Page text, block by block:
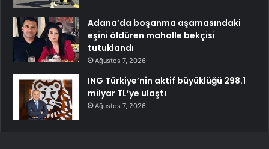
Adana’da boşanma aşamasındaki
eşini öldüren mahalle bekçisi
tutuklandı
Ağustos 7, 2026
ING Türkiye’nin aktif büyüklüğü 298.1
milyar TL’ye ulaştı
Ağustos 7, 2026